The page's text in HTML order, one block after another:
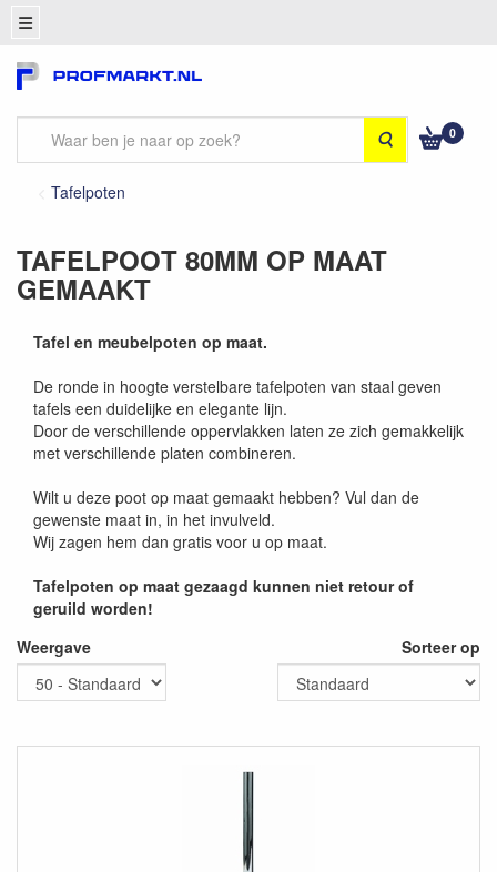
Zoeken 0
Tafelpoten
TAFELPOOT 80MM OP MAAT
GEMAAKT
Tafel en meubelpoten op maat.
De ronde in hoogte verstelbare tafelpoten van staal geven
tafels een duidelijke en elegante lijn.
Door de verschillende oppervlakken laten ze zich gemakkelijk
met verschillende platen combineren.
Wilt u deze poot op maat gemaakt hebben? Vul dan de
gewenste maat in, in het invulveld.
Wij zagen hem dan gratis voor u op maat.
Tafelpoten op maat gezaagd kunnen niet retour of
geruild worden!
Weergave
Sorteer op